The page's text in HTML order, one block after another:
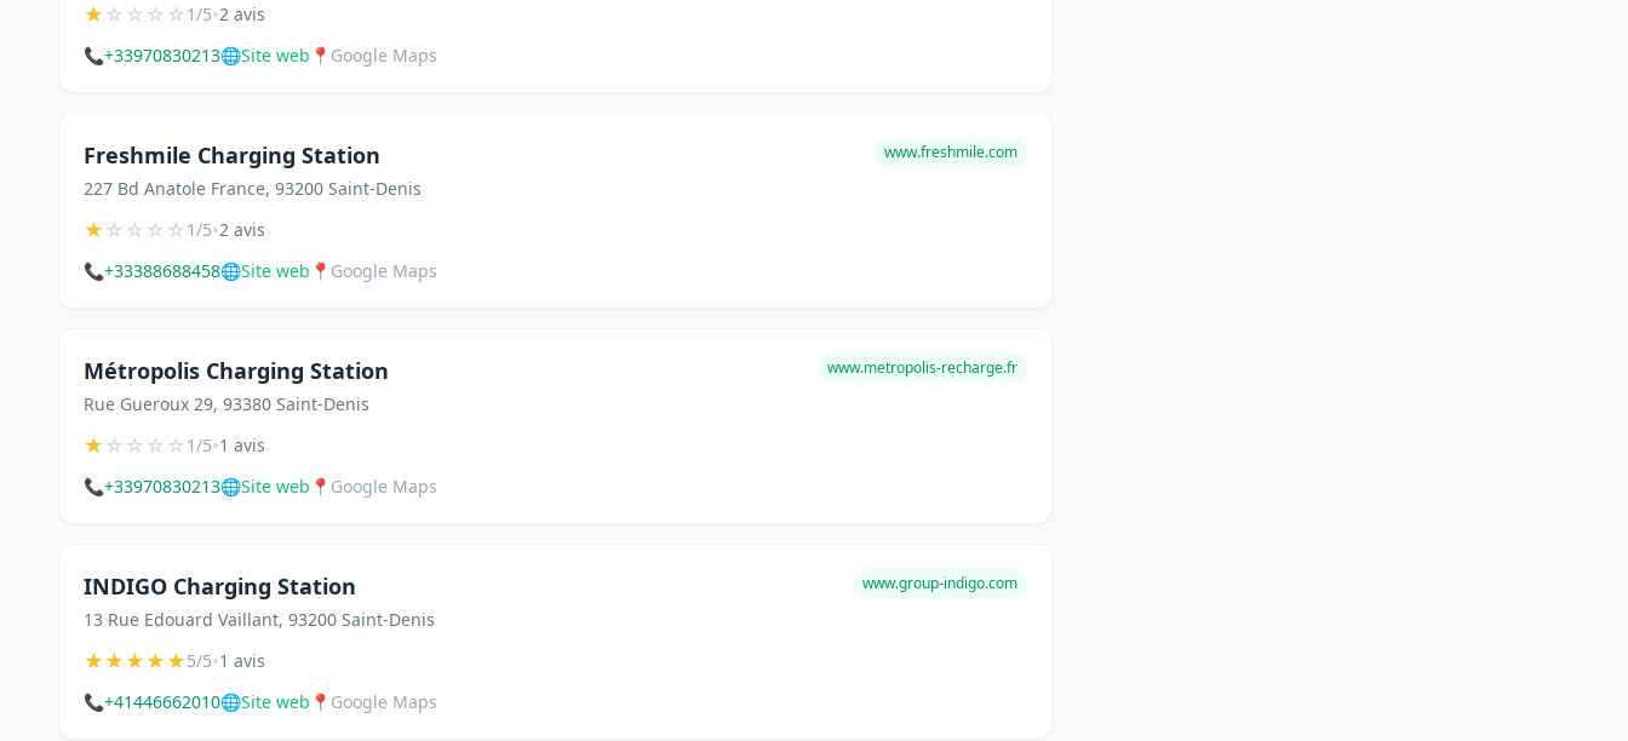
★☆☆☆☆1/5•2 avis
📞+33970830213🌐Site web 📍 Google Maps
Freshmile Charging Station
227 Bd Anatole France, 93200 Saint-Denis
www.freshmile.com
★☆☆☆☆1/5•2 avis
📞+33388688458🌐Site web 📍 Google Maps
Métropolis Charging Station
Rue Gueroux 29, 93380 Saint-Denis
www.metropolis-recharge.fr
★☆☆☆☆1/5•1 avis
📞+33970830213🌐Site web 📍 Google Maps
INDIGO Charging Station
13 Rue Edouard Vaillant, 93200 Saint-Denis
www.group-indigo.com
★★★★★5/5•1 avis
📞+41446662010🌐Site web 📍 Google Maps